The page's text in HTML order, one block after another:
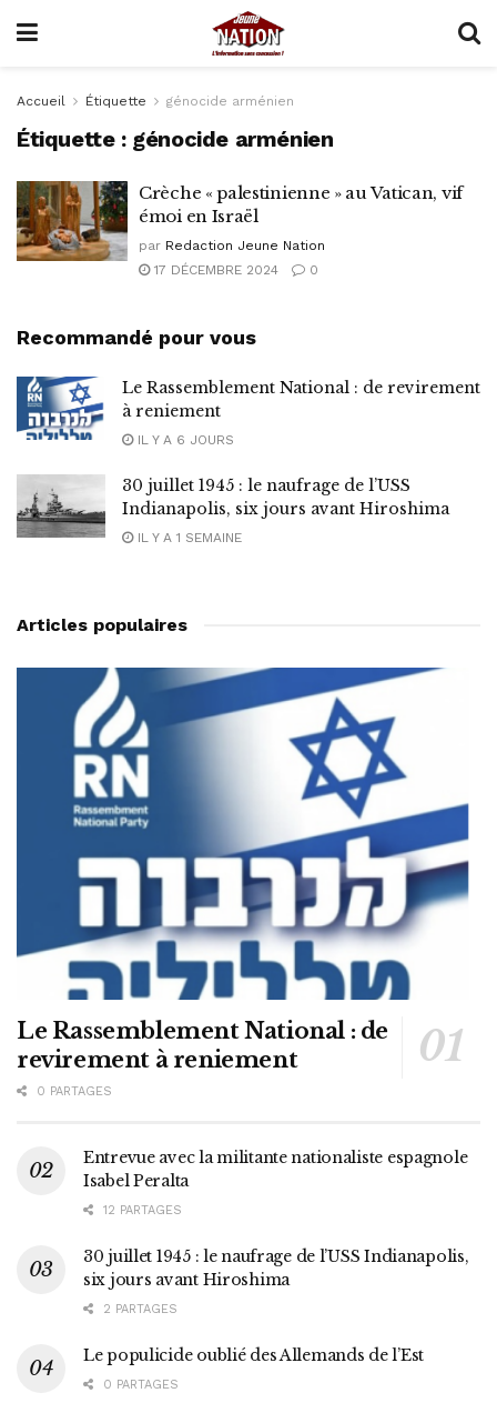
Accueil Étiquette génocide arménien
Étiquette : génocide arménien
Crèche « palestinienne » au Vatican, vif
émoi en Israël
par Redaction Jeune Nation
17 DÉCEMBRE 2024
0
Recommandé pour vous
Le Rassemblement National : de revirement
à reniement
IL Y A 6 JOURS
30 juillet 1945 : le naufrage de l’USS
Indianapolis, six jours avant Hiroshima
IL Y A 1 SEMAINE
Articles populaires
Le Rassemblement National : de
revirement à reniement
0 PARTAGES
Entrevue avec la militante nationaliste espagnole
Isabel Peralta
12 PARTAGES
30 juillet 1945 : le naufrage de l’USS Indianapolis,
six jours avant Hiroshima
2 PARTAGES
Le populicide oublié des Allemands de l’Est
0 PARTAGES